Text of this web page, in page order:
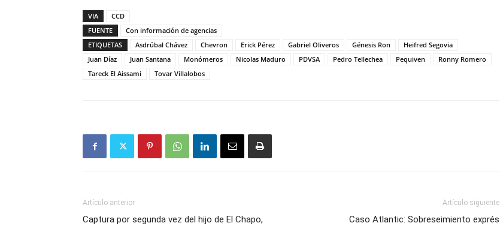
VIA
CCD
FUENTE
Con información de agencias
ETIQUETAS
Asdrúbal Chávez Chevron Erick Pérez Gabriel Oliveros Génesis Ron
Heifred Segovia
Juan Díaz
Juan Santana Monómeros Nicolas Maduro PDVSA Pedro Tellechea Pequiven
Ronny Romero
Tareck El Aissami
Tovar Villalobos
Artículo anterior
Captura por segunda vez del hijo de El Chapo,
Artículo siguiente
Caso Atlantic: Sobreseimiento exprés